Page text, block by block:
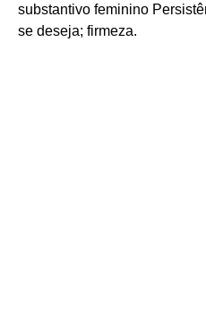
substantivo feminino
se deseja; firmeza.